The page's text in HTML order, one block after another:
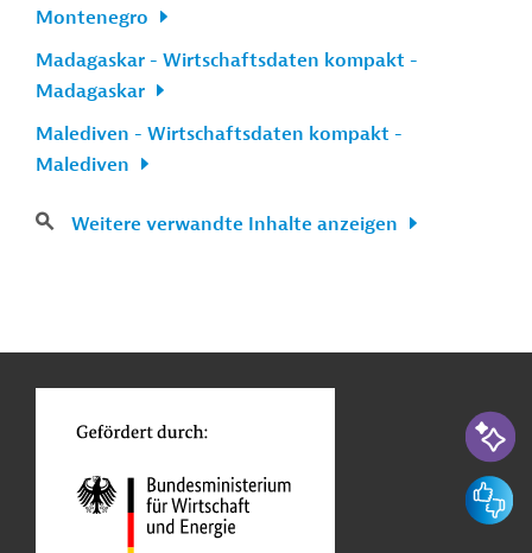
Montenegro
Madagaskar - Wirtschaftsdaten kompakt -
Madagaskar
Malediven - Wirtschaftsdaten kompakt -
Malediven
Weitere verwandte Inhalte anzeigen
KI-